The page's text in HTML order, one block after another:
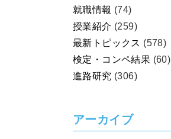
就職情報 (74)
授業紹介 (259)
最新トピックス (578)
検定・コンペ結果 (60)
進路研究 (306)
アーカイブ